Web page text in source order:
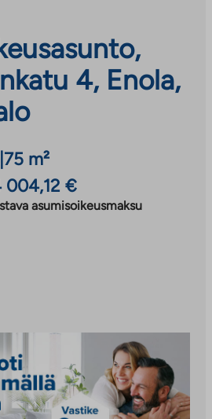
4, Enola,
75 m²
004,12 €
asumisoikeusmaksu